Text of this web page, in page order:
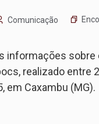
Comunicação
informações sobre
realizado entre
em Caxambu (MG).